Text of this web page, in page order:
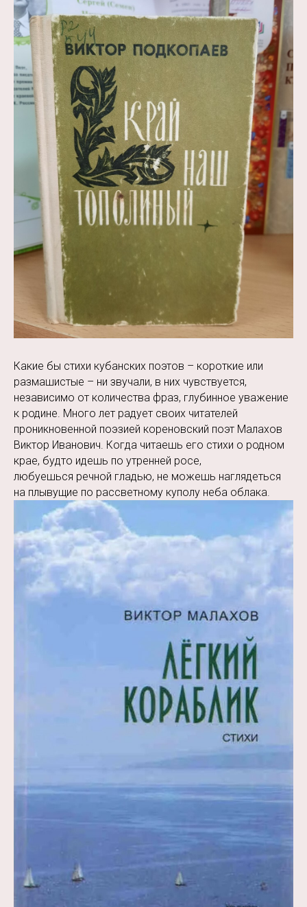
Какие бы стихи кубанских поэтов – короткие или
размашистые – ни звучали, в них чувствуется,
независимо от количества фраз, глубинное уважение
к родине. Много лет радует своих читателей
проникновенной поэзией кореновский поэт Малахов
Виктор Иванович. Когда читаешь его стихи о родном
крае, будто идешь по утренней росе,
любуешься речной гладью, не можешь наглядеться
на плывущие по рассветному куполу неба облака.